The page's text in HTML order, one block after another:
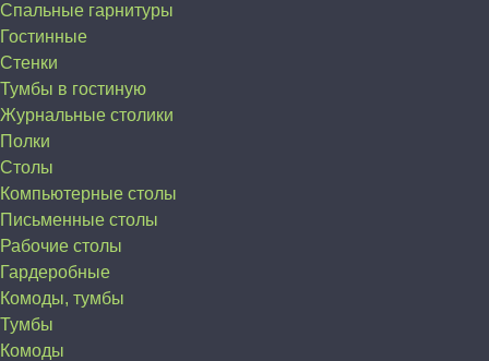
Спальные гарнитуры
Гостинные
Стенки
Тумбы в гостиную
Журнальные столики
Полки
Столы
Компьютерные столы
Письменные столы
Рабочие столы
Гардеробные
Комоды, тумбы
Тумбы
Комоды